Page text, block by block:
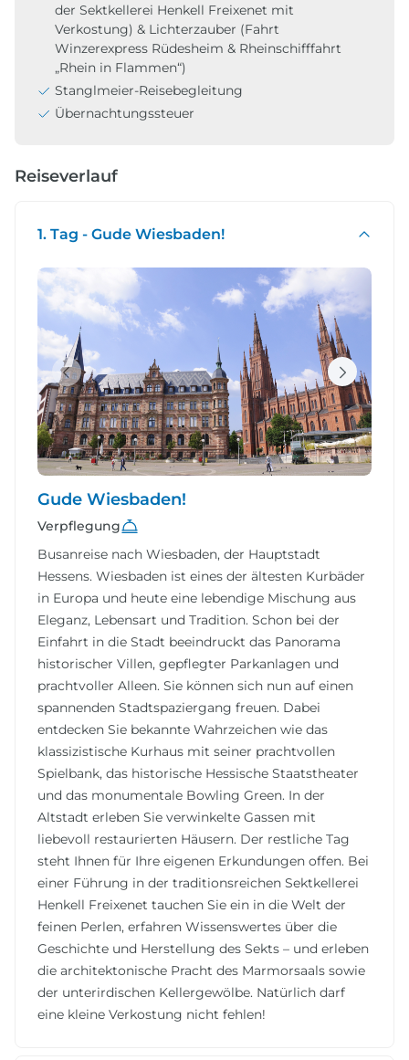
der Sektkellerei Henkell Freixenet mit
Verkostung) & Lichterzauber (Fahrt
Winzerexpress Rüdesheim & Rheinschifffahrt
„Rhein in Flammen“)
Stanglmeier-Reisebegleitung
Übernachtungssteuer
Reiseverlauf
1. Tag - Gude Wiesbaden!
Gude Wiesbaden!
Verpflegung
Busanreise nach Wiesbaden, der Hauptstadt
Hessens. Wiesbaden ist eines der ältesten Kurbäder
in Europa und heute eine lebendige Mischung aus
Eleganz, Lebensart und Tradition. Schon bei der
Einfahrt in die Stadt beeindruckt das Panorama
historischer Villen, gepflegter Parkanlagen und
prachtvoller Alleen. Sie können sich nun auf einen
spannenden Stadtspaziergang freuen. Dabei
entdecken Sie bekannte Wahrzeichen wie das
klassizistische Kurhaus mit seiner prachtvollen
Spielbank, das historische Hessische Staatstheater
und das monumentale Bowling Green. In der
Altstadt erleben Sie verwinkelte Gassen mit
liebevoll restaurierten Häusern. Der restliche Tag
steht Ihnen für Ihre eigenen Erkundungen offen. Bei
einer Führung in der traditionsreichen Sektkellerei
Henkell Freixenet tauchen Sie ein in die Welt der
feinen Perlen, erfahren Wissenswertes über die
Geschichte und Herstellung des Sekts – und erleben
die architektonische Pracht des Marmorsaals sowie
der unterirdischen Kellergewölbe. Natürlich darf
eine kleine Verkostung nicht fehlen!